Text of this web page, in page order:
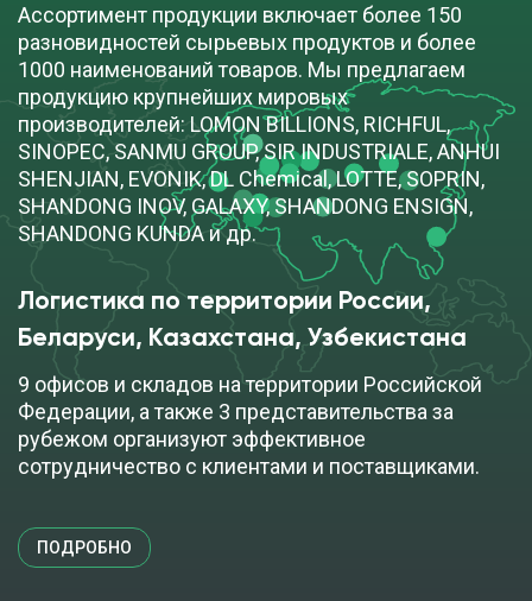
Ассортимент продукции включает более 150
разновидностей сырьевых продуктов и более
1000 наименований товаров. Мы предлагаем
продукцию крупнейших мировых
производителей: LOMON BILLIONS, RICHFUL,
SINOPEC, SANMU GROUP, SIR INDUSTRIALE, ANHUI
SHENJIAN, EVONIK, DL Chemical, LOTTE, SOPRIN,
SHANDONG INOV, GALAXY, SHANDONG ENSIGN,
SHANDONG KUNDA и др.
Логистика по территории России,
Беларуси, Казахстана, Узбекистана
9 офисов и складов на территории Российской
Федерации, а также 3 представительства за
рубежом организуют эффективное
сотрудничество с клиентами и поставщиками.
ПОДРОБНО